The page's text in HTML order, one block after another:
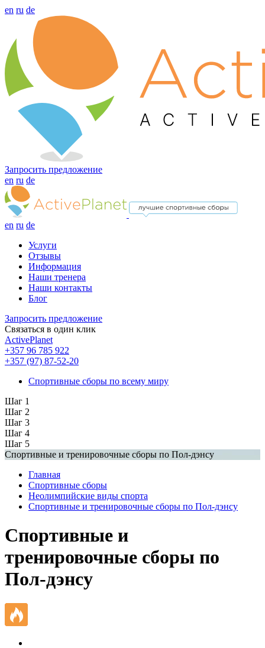
en ru de
Запросить предложение
en ru de
en ru de
Услуги
Отзывы
Информация
Наши тренера
Наши контакты
Блог
Запросить предложение
Связаться в один клик
ActivePlanet
+357 96 785 922
+357 (97) 87-52-20
Спортивные сборы по всему миру
Шаг 1
Шаг 2
Шаг 3
Шаг 4
Шаг 5
Спортивные и тренировочные сборы по Пол-дэнсу
Главная
Спортивные сборы
Неолимпийские виды спорта
Спортивные и тренировочные сборы по Пол-дэнсу
Спортивные и
тренировочные сборы по
Пол-дэнсу